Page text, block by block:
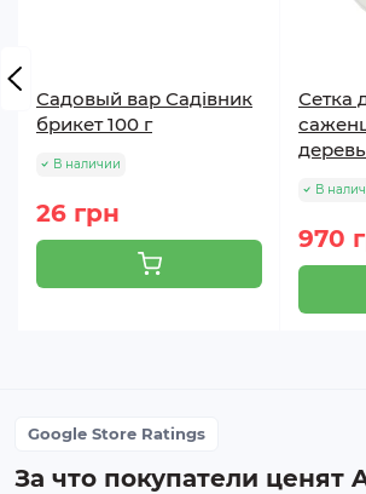
Садовый вар Садівник
брикет 100 г
В наличии
26 грн
Сетка
В
970
Google Store Ratings
За что покупатели ценят